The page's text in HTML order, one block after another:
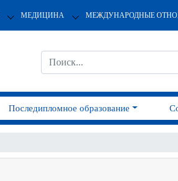
МЕДИЦИНА МЕЖДУНАРОДНЫЕ
Последипломное образование